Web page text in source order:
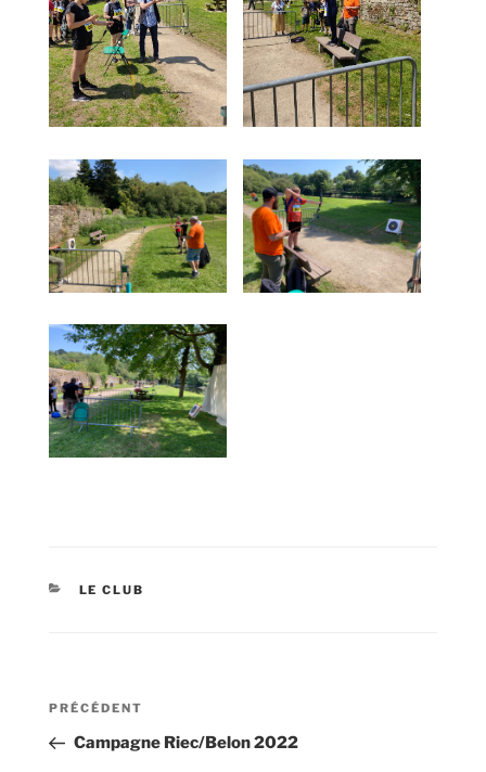
CATÉGORIES
LE CLUB
Navigation
l’article
Article
précédent
PRÉCÉDENT
Campagne Riec/Belon 2022